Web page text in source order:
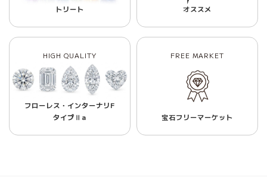
トリート オススメ
HIGH QUALITY
フローレス・インターナリF
タイプⅡa
FREE MARKET
宝石フリーマーケット